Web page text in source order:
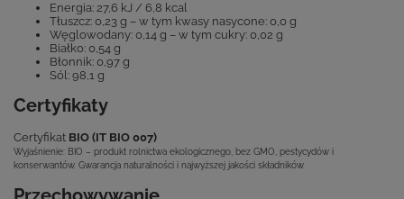
Energia: 27,6 kJ / 6,8 kcal
Tłuszcz: 0,23 g – w tym kwasy nasycone: 0,0 g
Węglowodany: 0,14 g – w tym cukry: 0,02 g
Białko: 0,54 g
Błonnik: 0,97 g
Sól: 98,1 g
Certyfikaty
Certyfikat BIO (IT BIO 007)
Wyjaśnienie: BIO – produkt rolnictwa ekologicznego, bez GMO, pestycydów i
konserwantów. Gwarancja naturalności i najwyższej jakości składników.